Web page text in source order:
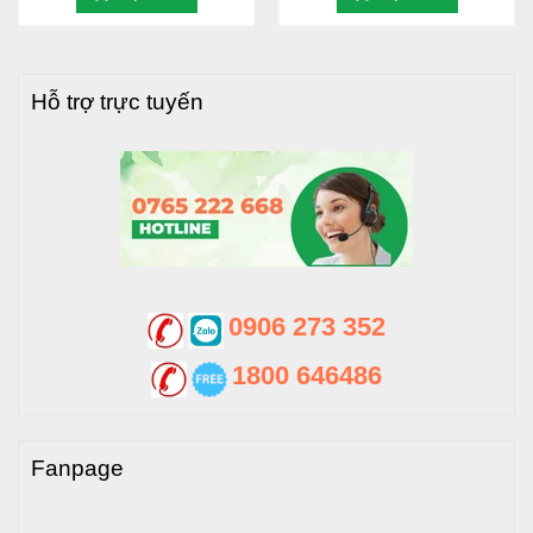
Hỗ trợ trực tuyến
0906 273 352
1800 646486
Fanpage